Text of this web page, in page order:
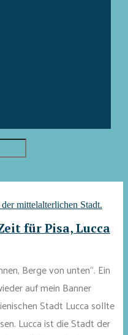
für Pisa, Lucca
Berge von unten“. Ein
auf mein Banner
Stadt Lucca sollte
Lucca ist die Stadt der